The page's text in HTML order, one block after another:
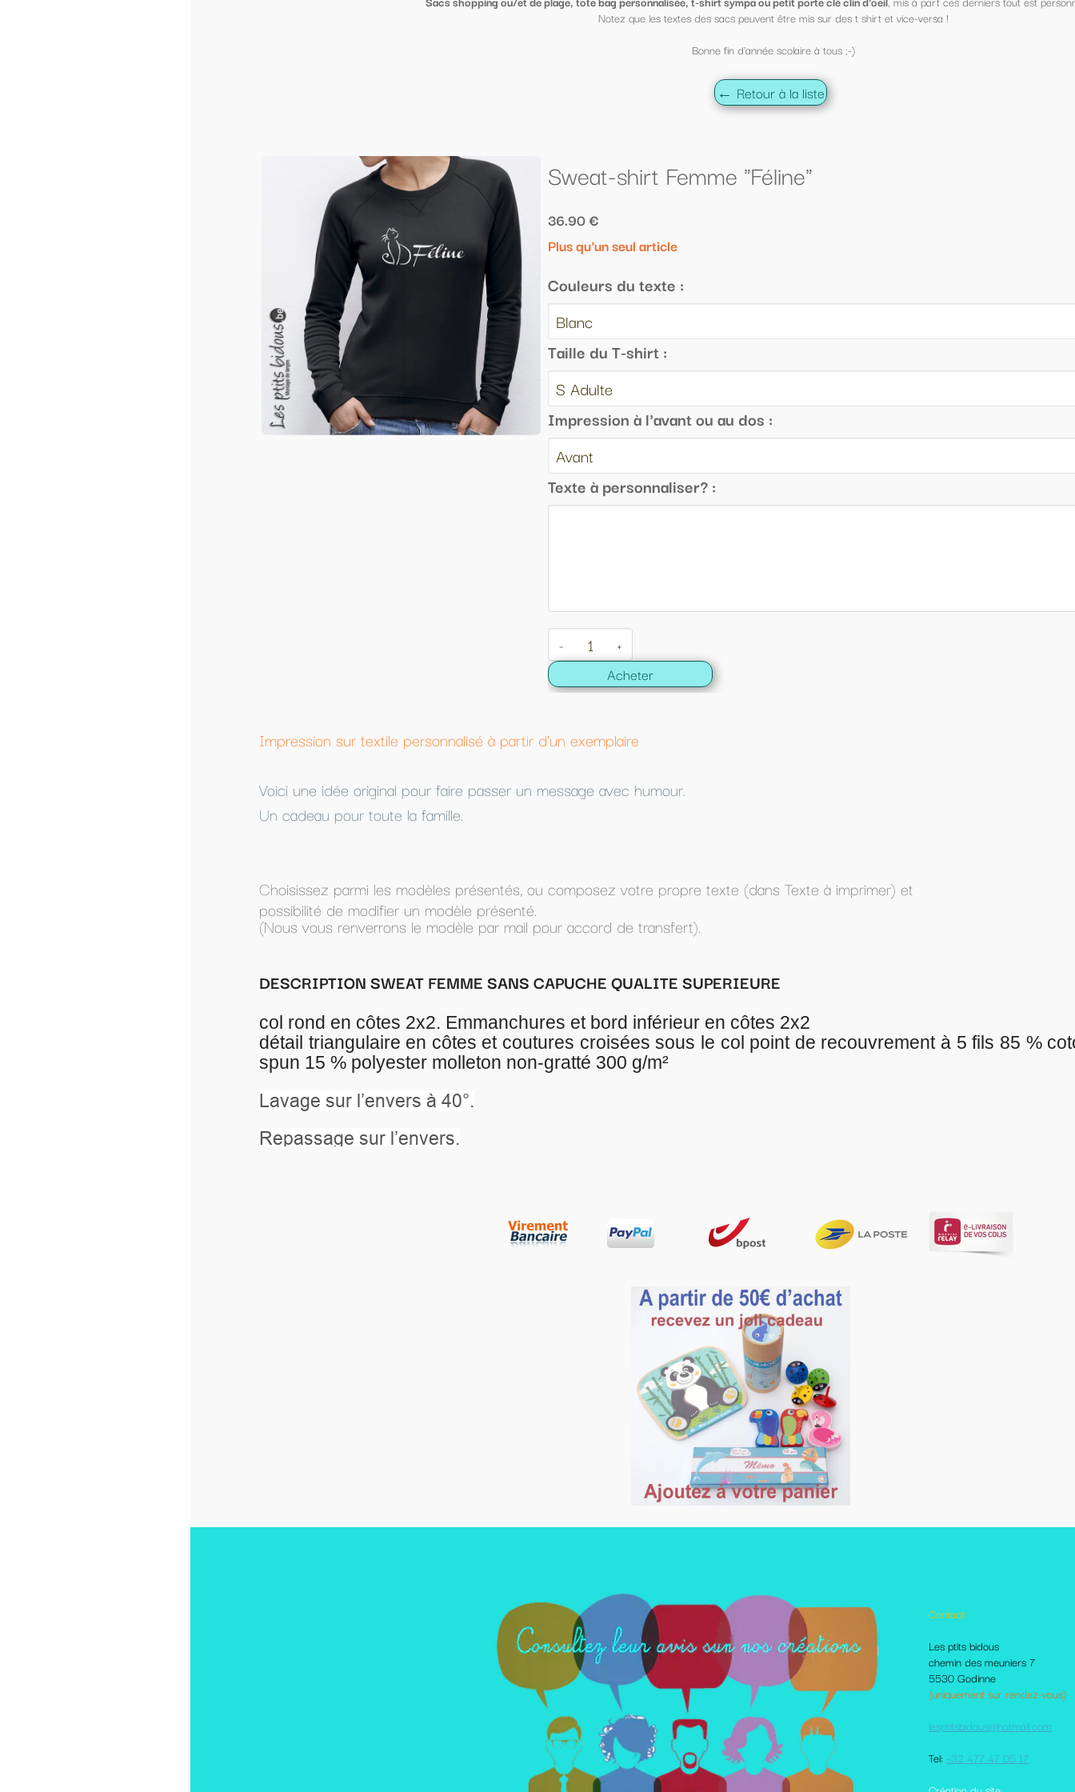
Les ptits bidous
chemin des meuniers 7
5530 Godinne
(uniquement sur rendez-vous)
lesptitsbidous@hotmail.com
Tel:
+32 477 47 05 17
Autres pages disponibles
Foire aux questions
Le Blog
Les livraisons et paiement
Mes amis sur le net
Me contacter
votre comte client
Notez que les textes des sacs peuvent être mis sur des t shirt et vice-versa !
Sweat-shirt Femme "Féline"
Plus qu'un seul article
Couleurs du texte :
Taille du T-shirt :
Impression à l'avant ou au dos :
Impression sur textile personnalisé à partir d'un exemplaire
Voici une idée original pour faire passer un message avec humour.
Un cadeau pour toute la famille.
Choisissez parmi les modèles présentés, ou composez votre propre texte (dans Texte à imprimer) et
possibilité de modifier un modèle présenté.
(Nous vous renverrons le modèle par mail pour accord de transfert).
DESCRIPTION SWEAT FEMME SANS CAPUCHE QUALITE SUPERIEURE
col rond en côtes 2x2. Emmanchures et bord inférieur en côtes 2x2
détail triangulaire en côtes et coutures croisées sous le col point de recouvrement à 5 fils 85 % coton organique peigné
spun 15 % polyester molleton non-gratté 300 g/m²
Lavage sur l’envers à 40°.
Repassage sur l’envers.